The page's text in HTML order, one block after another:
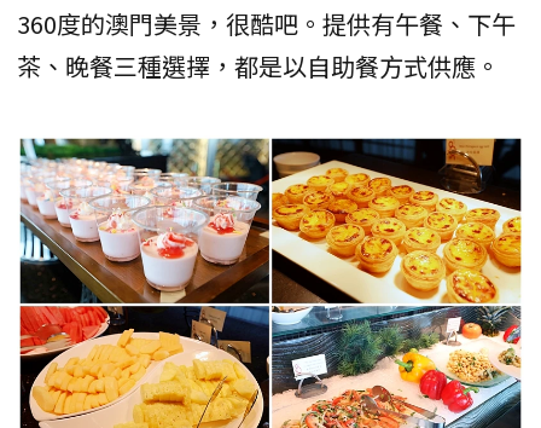
360度的澳門美景，很酷吧。提供有午餐、下午
茶、晚餐三種選擇，都是以自助餐方式供應。